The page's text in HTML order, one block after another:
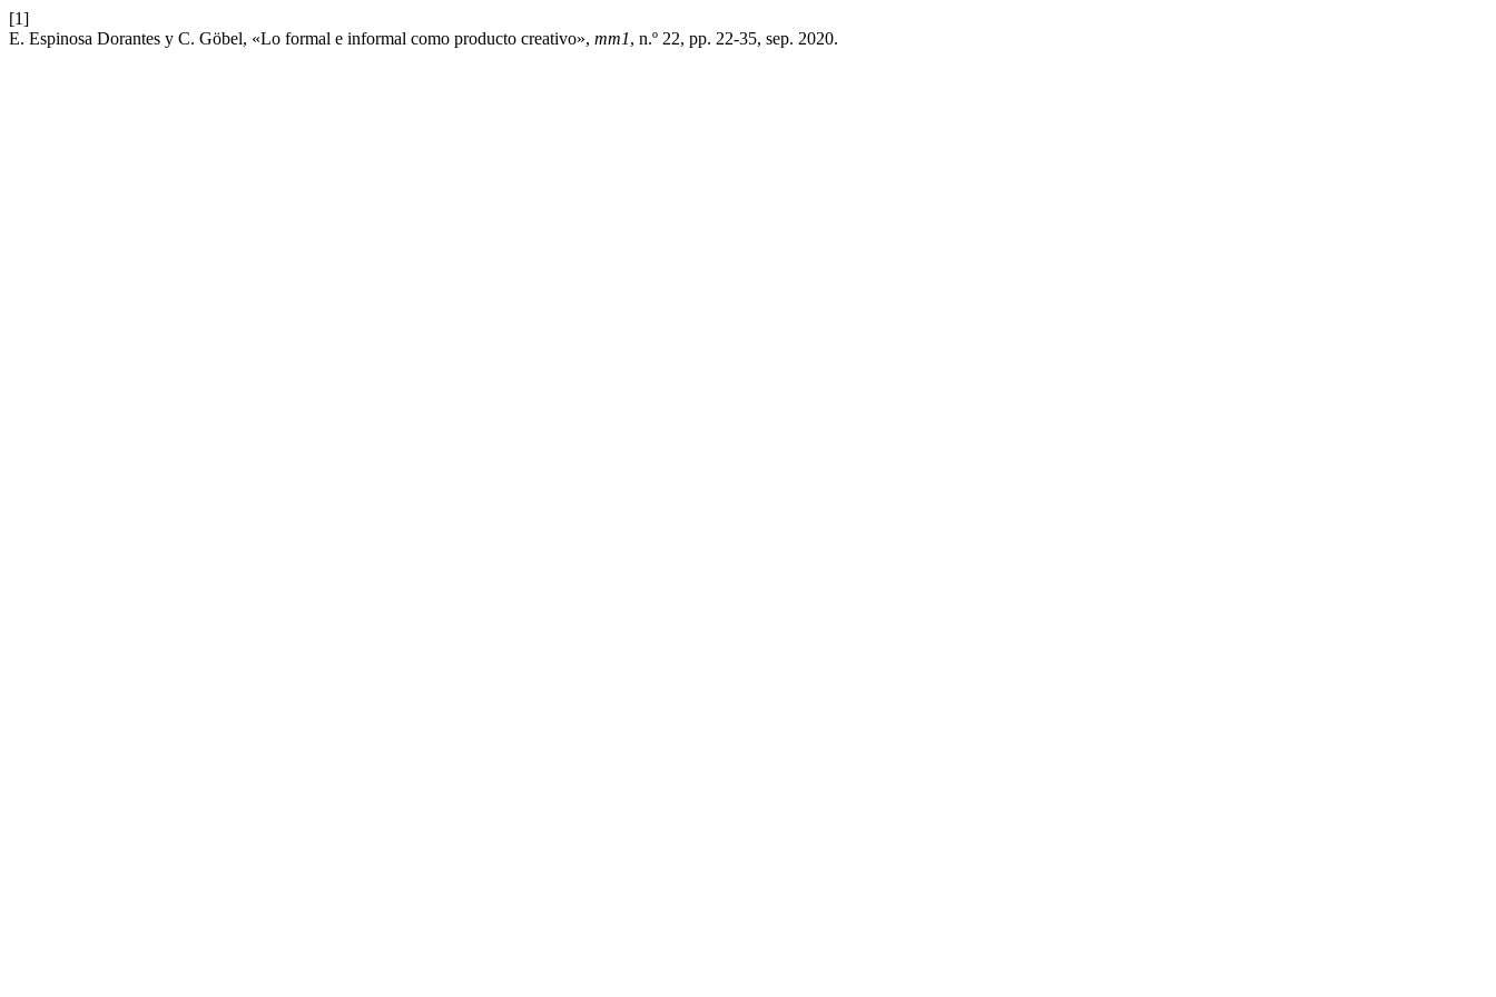
[1]
E. Espinosa Dorantes y C. Göbel, «Lo formal e informal como producto creativo», mm1, n.º 22, pp. 22-35, sep. 2020.